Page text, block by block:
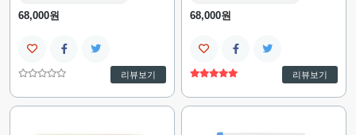
68,000원
리뷰보기
68,000원
리뷰보기